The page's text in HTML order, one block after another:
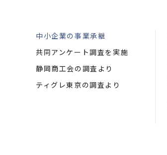
中小企業の事業承継
共同アンケート調査を実施
静岡商工会の調査より
ティグレ東京の調査より